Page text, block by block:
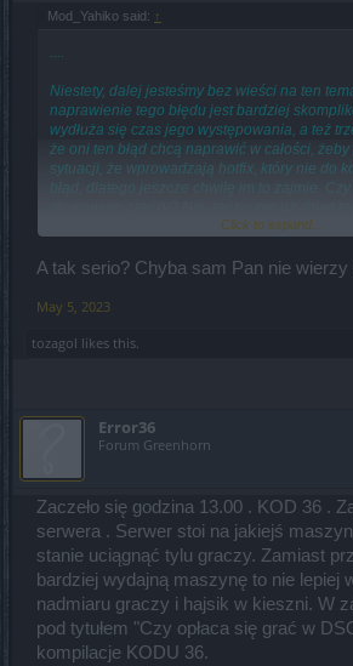
Mod_Yahiko said: ↑
....
Niestety, dalej jesteśmy bez wieści na ten
naprawienie tego błędu jest bardziej
wydłuża się czas jego występowania, a też
że oni ten błąd chcą naprawić w całości, żeby
sytuacji, że wprowadzają hotfix, który nie do
małe pocieszenie, gdyż z dzisiejszej
przedłużenia okresu trwania akcji specjalnej,
podpasować.
Click to expand...
A tak serio? Chyba sam Pan nie
May 5, 2023
tozagol likes this.
Error36
Forum Greenhorn
Zaczeło się godzina 13.00 . KOD 36 .
serwera . Serwer stoi na jakiejś
stanie uciągnąć tylu graczy. Zamiast
bardziej wydajną maszynę to nie lepiej
nadmiaru graczy i hajsik w kieszni. W
pod tytułem "Czy opłaca się grać w
kompilacje KODU 36.